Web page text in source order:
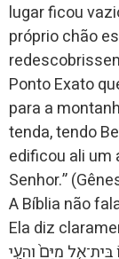
lugar ficou
próprio chão
Ponto Exato
para a
tenda, tendo
edificou ali um
Senhor.”
A Bíblia não
Ela diz
מִיָּם֙ וְהָעַ֣י